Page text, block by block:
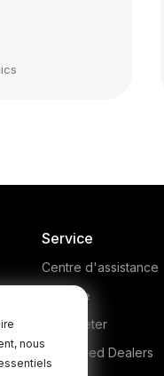
nous
Service
Centre d'assistance
Garantie
Où acheter
Authorised Dealers